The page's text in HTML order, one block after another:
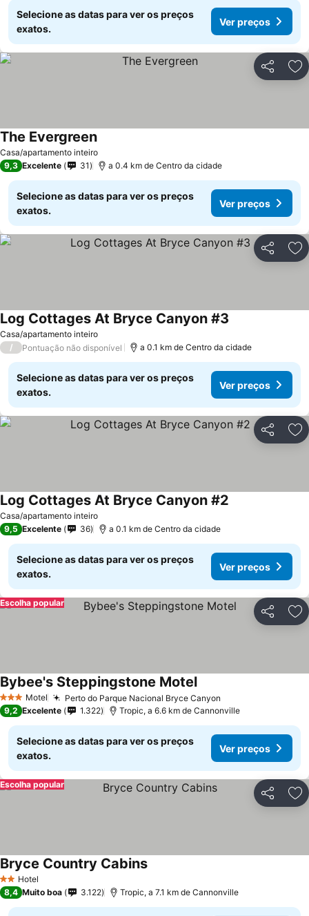
Selecione as datas para ver os preços
exatos.
Ver preços
Partilhar
Casa/apartamento inteiro
The Evergreen
9,3 Excelente 31 a 0.4 km de Centro da cidade
Selecione as datas para ver os preços
exatos.
Ver preços
Partilhar
Casa/apartamento inteiro
Log Cottages At Bryce Canyon #3
/ Pontuação não disponível a 0.1 km de Centro da cidade
Selecione as datas para ver os preços
exatos.
Ver preços
Partilhar
Casa/apartamento inteiro
Log Cottages At Bryce Canyon #2
9,5 Excelente 36 a 0.1 km de Centro da cidade
Selecione as datas para ver os preços
exatos.
Ver preços
Partilhar
Escolha popular
3 EstrelasMotel Perto do Parque Nacional Bryce Canyon
Bybee's Steppingstone Motel
9,2 Excelente 1.322 Tropic, a 6.6 km de Cannonville
Selecione as datas para ver os preços
exatos.
Ver preços
Partilhar
Escolha popular
2 Estrelas
Hotel
Bryce Country Cabins
8,4 Muito boa 3.122 Tropic, a 7.1 km de Cannonville